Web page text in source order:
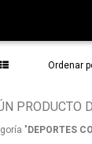
Ordenar
PRODUCTO
" DEPORTES